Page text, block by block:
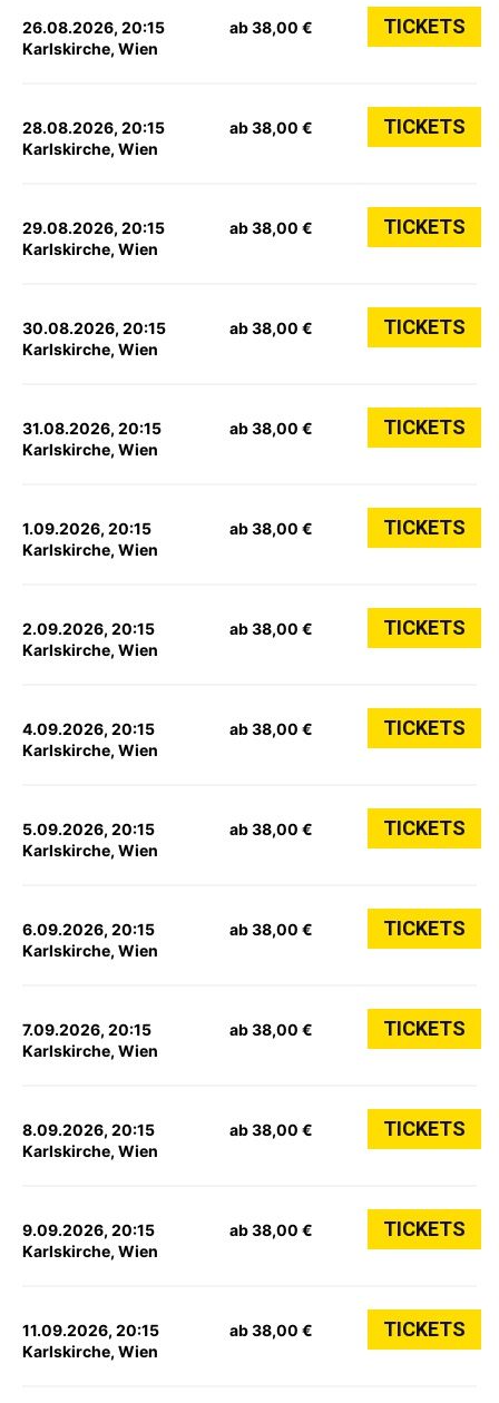
26.08.2026, 20:15
Karlskirche, Wien
ab 38,00 € TICKETS
28.08.2026, 20:15
Karlskirche, Wien
ab 38,00 € TICKETS
29.08.2026, 20:15
Karlskirche, Wien
ab 38,00 € TICKETS
30.08.2026, 20:15
Karlskirche, Wien
ab 38,00 € TICKETS
31.08.2026, 20:15
Karlskirche, Wien
ab 38,00 € TICKETS
1.09.2026, 20:15
Karlskirche, Wien
ab 38,00 € TICKETS
2.09.2026, 20:15
Karlskirche, Wien
ab 38,00 € TICKETS
4.09.2026, 20:15
Karlskirche, Wien
ab 38,00 € TICKETS
5.09.2026, 20:15
Karlskirche, Wien
ab 38,00 € TICKETS
6.09.2026, 20:15
Karlskirche, Wien
ab 38,00 € TICKETS
7.09.2026, 20:15
Karlskirche, Wien
ab 38,00 € TICKETS
8.09.2026, 20:15
Karlskirche, Wien
ab 38,00 € TICKETS
9.09.2026, 20:15
Karlskirche, Wien
ab 38,00 € TICKETS
11.09.2026, 20:15
Karlskirche, Wien
ab 38,00 € TICKETS